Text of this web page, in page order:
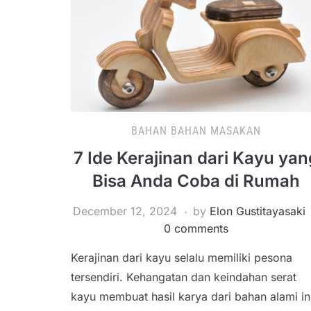
BAHAN BAHAN MASAKAN
7 Ide Kerajinan dari Kayu
Bisa Anda Coba di Rumah
December 12, 2024 by Elon Gustitayasaki
0 comments
Kerajinan dari kayu selalu memiliki pesona
tersendiri. Kehangatan dan keindahan serat
kayu membuat hasil karya dari bahan alami